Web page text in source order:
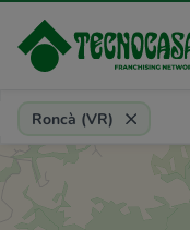
Provincia, comune, zona,
Roncà (VR)